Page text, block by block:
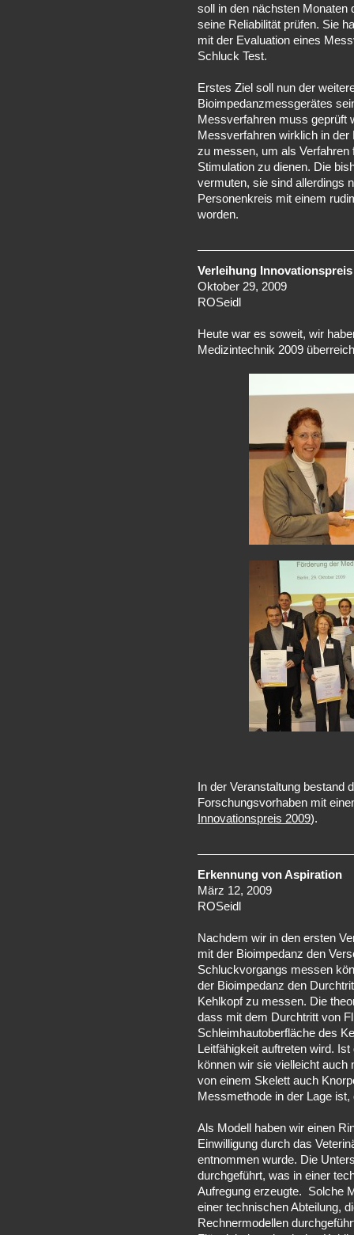
soll in den nächsten Monaten
seine Reliabilität prüfen. Sie
mit der Evaluation eines
Schluck Test.
Erstes Ziel soll nun der
Bioimpedanzmessgerätes
Messverfahren muss geprüft
Messverfahren wirklich in
zu messen, um als
Stimulation zu dienen. Die
vermuten, sie sind allerdings
Personenkreis mit einem
worden.
Verleihung
Oktober 29, 2009
ROSeidl
Heute war es soweit, wir
Medizintechnik 2009
In der Veranstaltung bestand
Forschungsvorhaben mit
Innovationspreis 2009).
Erkennung von Aspiration
März 12, 2009
ROSeidl
Nachdem wir in den ersten
mit der Bioimpedanz den
Schluckvorgangs messen
der Bioimpedanz den
Kehlkopf zu messen. Die
dass mit dem Durchtritt von
Schleimhautoberfläche des
Leitfähigkeit auftreten wird.
können wir sie vielleicht auch
von einem Skelett auch
Messmethode in der Lage
Als Modell haben wir einen
Einwilligung durch das
entnommen wurde. Die
durchgeführt, was in einer
Aufregung erzeugte. Solche
einer technischen Abteilung,
Rechnermodellen